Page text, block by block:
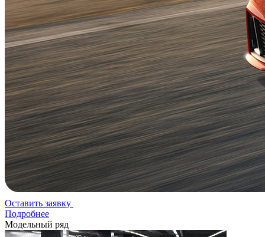
Оставить заявку
Подробнее
Модельный ряд